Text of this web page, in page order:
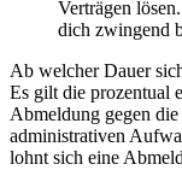
Verträgen
dich zwingend
Ab welcher Dauer
Es gilt die prozentual
Abmeldung gegen
administrativen
lohnt sich eine